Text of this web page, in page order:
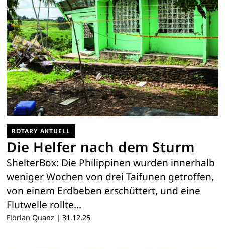
ROTARY AKTUELL
Die Helfer nach dem Sturm
ShelterBox: Die Philippinen wurden innerhalb
weniger Wochen von drei Taifunen getroffen,
von einem Erdbeben erschüttert, und eine
Flutwelle rollte…
Florian Quanz | 31.12.25